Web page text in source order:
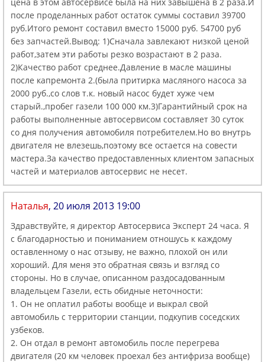
после проделанных работ остаток суммы составил 39700
руб.Итого ремонт составил вместо 15000 руб. 54700 руб
без запчастей.Вывод: 1)Сначала завлекают низкой ценой
работ,затем эти работы резко возрастают в 2 раза.
2)Качество работ среднее.Давление в масле машины
после капремонта 2.(была притирка масляного насоса за
2000 руб.,со слов т.к. новый насос будет хуже чем
старый.,пробег газели 100 000 км.3)Гарантийный срок на
работы выполненные автосервисом составляет 30 суток
со дня получения автомобиля потребителем.Но во внутрь
двигателя не влезешь,поэтому все остается на совести
мастера.За качество предоставленных клиентом запасных
частей и материалов автосервис не несет.
Наталья, 20 июля 2013 19:00
Здравствуйте, я директор Автосервиса Эксперт 24 часа. Я
с благодарностью и пониманием отношусь к каждому
оставленному о нас отзыву, не важно, плохой он или
хороший. Для меня это обратная связь и взгляд со
стороны. Но в случае, описанном раздосадованным
владельцем Газели, есть обидные неточности:
1. Он не оплатил работы вообще и выкрал свой
автомобиль с территории станции, подкупив соседских
узбеков.
2. Он отдал в ремонт автомобиль после перегрева
двигателя (20 км человек проехал без антифриза вообще)